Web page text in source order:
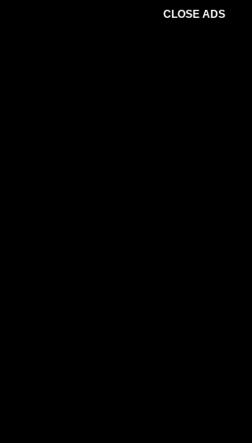
CLOSE ADS